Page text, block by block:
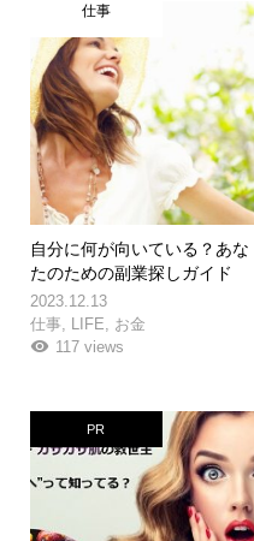
仕事
自分に何が向いている？あな
たのための副業探しガイド
2023.12.13
仕事, LIFE, お金
117 views
PR